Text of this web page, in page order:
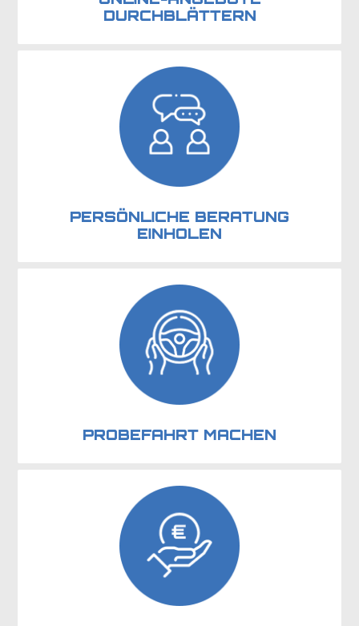
DURCHBLÄTTERN
PERSÖNLICHE BERATUNG
EINHOLEN
PROBEFAHRT MACHEN